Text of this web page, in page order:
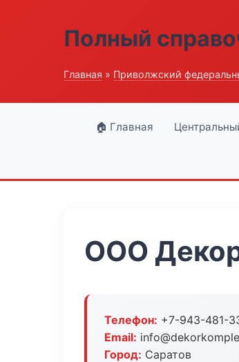
Полный
Главная » Приволжский
🏠 Главная
ООО
Телефон: +7-943-481-
Email:
Город: Саратов